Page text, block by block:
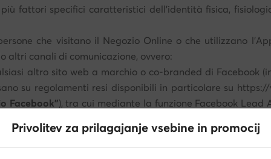
fattori specifici caratteristici dell'identità fisica,
che visitano il Negozio Online o che utilizzano
altri canali di comunicazione, ovvero:
altro sito web a marchio o co-branded di Facebook
su regolamenti resi disponibili in particolare su
Facebook"), tra cui mediante la funzione Facebook
e di utilizzo dei dati personali da parte
del trattamento non ha alcuna influenza sul
Privolitev za prilagajanje vsebine in promocij